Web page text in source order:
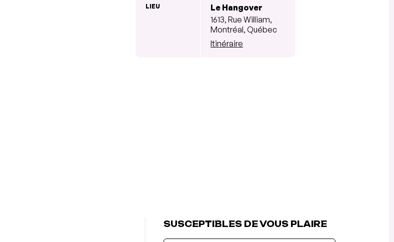
LIEU
Le Hangover
1613, Rue William,
Montréal, Québec
Itinéraire
SUSCEPTIBLES DE VOUS PLAIRE